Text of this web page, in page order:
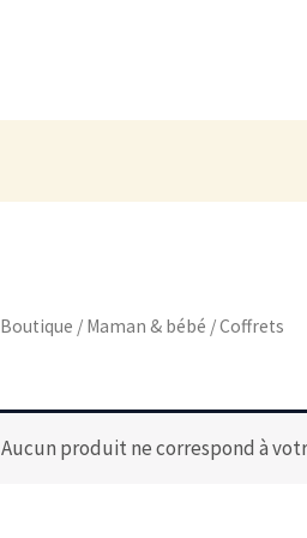
Boutique / Maman & bébé / Coffrets
Aucun produit ne correspond à